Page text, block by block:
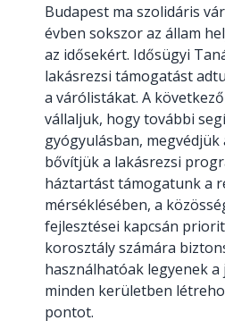
Budapest ma szolidáris
évben sokszor az állam
az idősekért. Idősügyi
lakásrezsi támogatást
a várólistákat. A
vállaljuk, hogy további
gyógyulásban,
bővítjük a lakásrezsi
háztartást támogatunk a
mérséklésében, a
fejlesztései kapcsán
korosztály számára
használhatóak legyenek a
minden kerületben
pontot.